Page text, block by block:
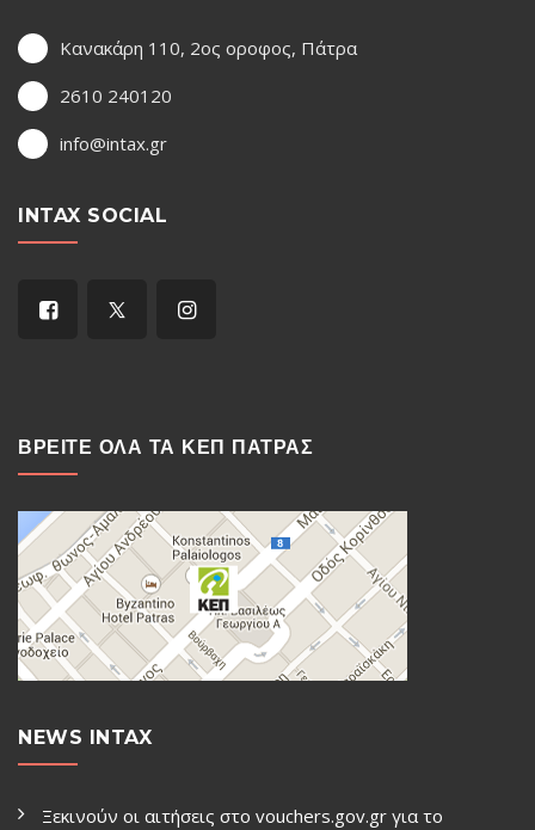
Κανακάρη 110, 2ος οροφος, Πάτρα
2610 240120
info@intax.gr
INTAX SOCIAL
ΒΡΕΙΤΕ ΟΛΑ ΤΑ ΚΕΠ ΠΑΤΡΑΣ
NEWS INTAX
Ξεκινούν οι αιτήσεις στο vouchers.gov.gr για το